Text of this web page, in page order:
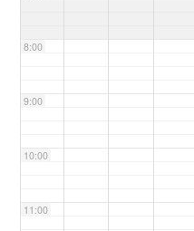
8:00
9:00
10:00
11:00